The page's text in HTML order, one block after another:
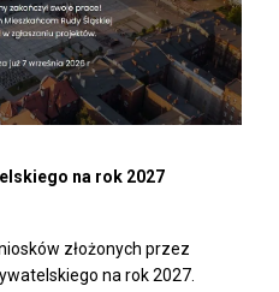
na rok 2027
złożonych przez
na rok 2027.